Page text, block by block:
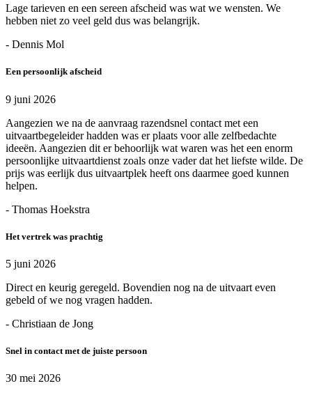
Lage tarieven en een sereen afscheid was wat we wensten. We
hebben niet zo veel geld dus was belangrijk.
- Dennis Mol
Een persoonlijk afscheid
9 juni 2026
Aangezien we na de aanvraag razendsnel contact met een
uitvaartbegeleider hadden was er plaats voor alle zelfbedachte
ideeën. Aangezien dit er behoorlijk wat waren was het een enorm
persoonlijke uitvaartdienst zoals onze vader dat het liefste wilde. De
prijs was eerlijk dus uitvaartplek heeft ons daarmee goed kunnen
helpen.
- Thomas Hoekstra
Het vertrek was prachtig
5 juni 2026
Direct en keurig geregeld. Bovendien nog na de uitvaart even
gebeld of we nog vragen hadden.
- Christiaan de Jong
Snel in contact met de juiste persoon
30 mei 2026